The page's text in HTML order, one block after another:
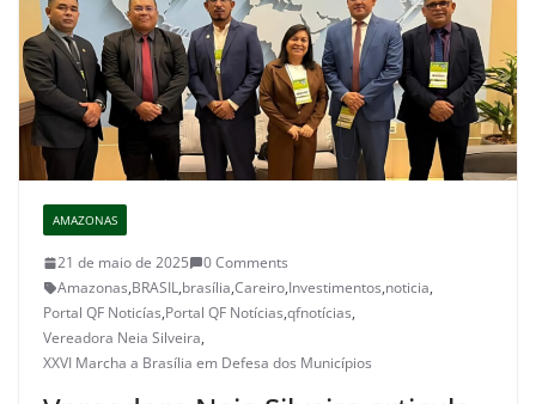
AMAZONAS
21 de maio de 2025
0 Comments
Amazonas,BRASIL,brasília,Careiro,Investimentos,noticia,
Portal QF Noticías,Portal QF Notícias,qfnotícias,
Vereadora Neia Silveira,
XXVI Marcha a Brasília em Defesa dos Municípios